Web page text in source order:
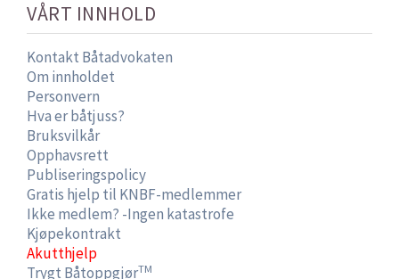
VÅRT INNHOLD
Kontakt Båtadvokaten
Om innholdet
Personvern
Hva er båtjuss?
Bruksvilkår
Opphavsrett
Publiseringspolicy
Gratis hjelp til KNBF-medlemmer
Ikke medlem? -Ingen katastrofe
Kjøpekontrakt
Akutthjelp
Trygt BåtoppgjørTM